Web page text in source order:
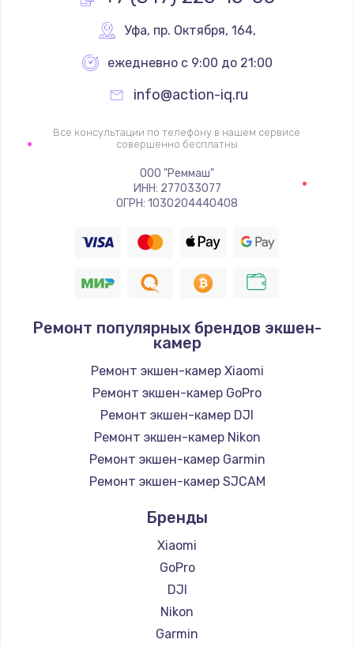
Уфа, пр. Октября, 164,
ежедневно с 9:00 до 21:00
info@action-iq.ru
Все консультации по телефону в нашем сервисе
совершенно бесплатны
ООО "Реммаш"
ИНН: 277033077
ОГРН: 1030204440408
Ремонт популярных брендов экшен-
камер
Ремонт экшен-камер Xiaomi
Ремонт экшен-камер GoPro
Ремонт экшен-камер DJI
Ремонт экшен-камер Nikon
Ремонт экшен-камер Garmin
Ремонт экшен-камер SJCAM
Бренды
Xiaomi
GoPro
DJI
Nikon
Garmin